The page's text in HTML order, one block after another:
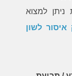
ניתן למצוא
איסור לשון